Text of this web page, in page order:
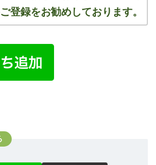
登録をお勧めしております。